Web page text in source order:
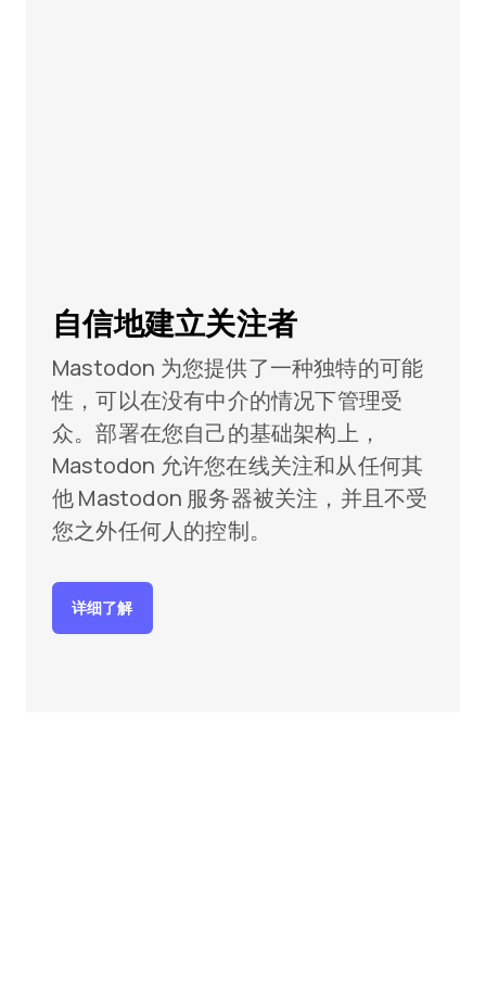
自信地建立关注者
Mastodon 为您提供了一种独特的可能
性，可以在没有中介的情况下管理受
众。部署在您自己的基础架构上，
Mastodon 允许您在线关注和从任何其
他 Mastodon 服务器被关注，并且不受
您之外任何人的控制。
详细了解